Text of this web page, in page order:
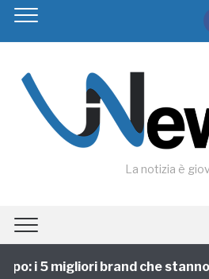
La notizia è
i 5 migliori brand che stanno